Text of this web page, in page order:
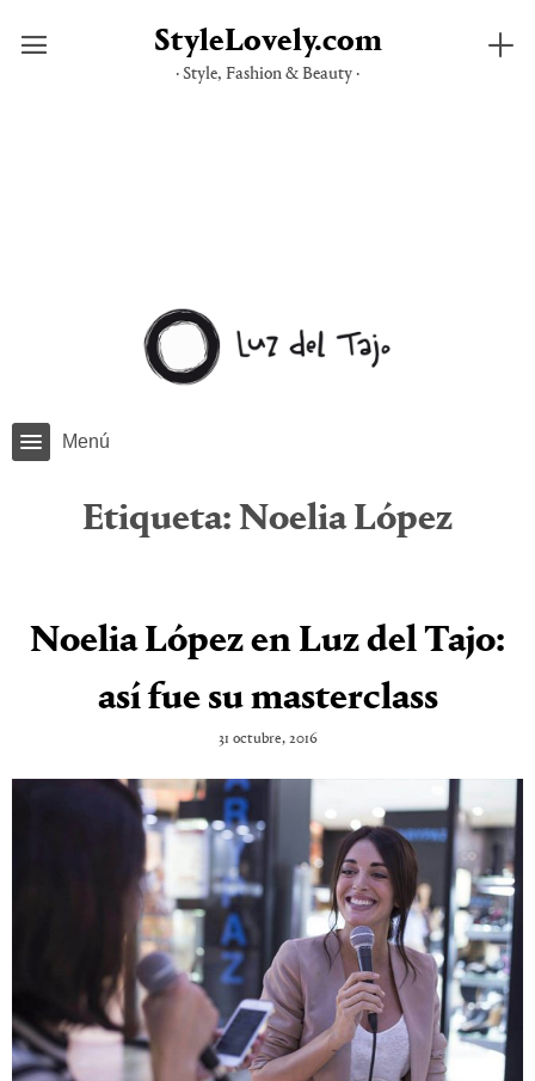
StyleLovely.com
· Style, Fashion & Beauty ·
Menú
Etiqueta: Noelia López
Noelia López en Luz del Tajo:
así fue su masterclass
31 octubre, 2016